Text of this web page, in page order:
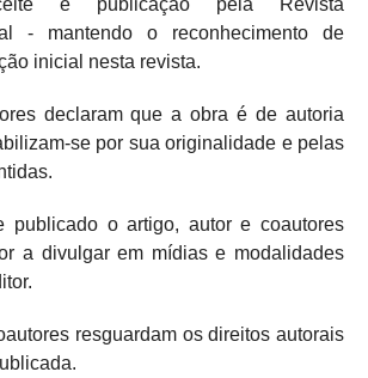
- mantendo o reconhecimento de
inicial nesta revista.
declaram que a obra é de autoria
se por sua originalidade e pelas
publicado o artigo, autor e coautores
a divulgar em mídias e modalidades
resguardam os direitos autorais